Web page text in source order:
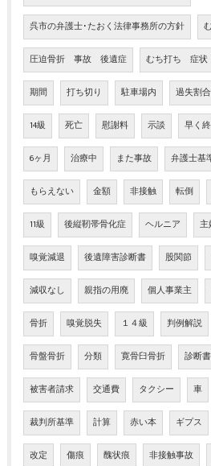
呉市の弁護士･たおく法律事務所の方針
圧迫骨折 事故 後遺症 むち打ち 症
期間 打ち切り 駐車場内 過失割合
14級 死亡 慰謝料 示談 早く
6ヶ月 治療中 また事故 弁護士基
もらえない 金額 非接触 転倒
11級 後縦靭帯骨化症 ヘルニア 主
嗅覚減退 後遺障害診断書 股関節
減収なし 親指の用廃 個人事業主
骨折 嗅覚脱失 １４級 判例解説
骨盤骨折 分類 寛骨臼骨折 診断書
被害者請求 交通費 タクシー 車
裁判所基準 計算 赤い本 ギプス
改定 傷痕 醜状痕 非接触事故